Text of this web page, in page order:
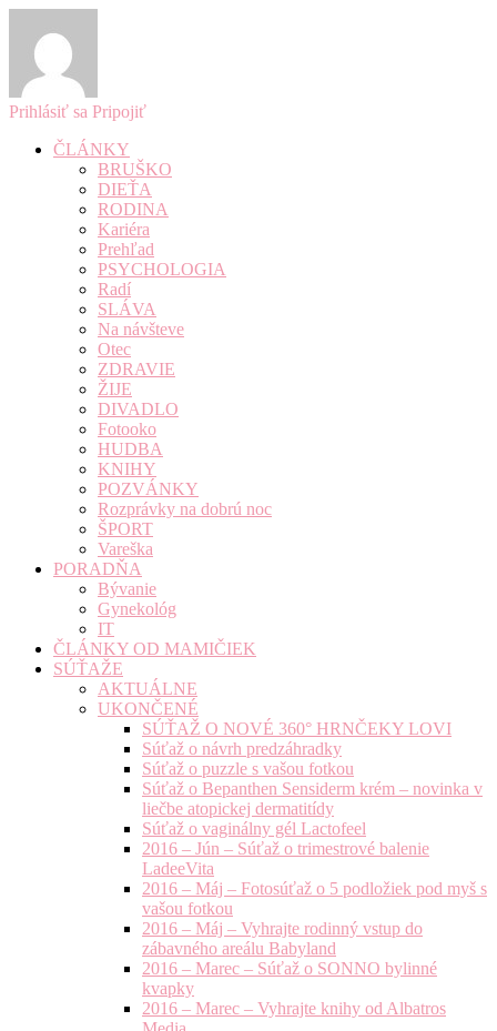
Prihlásiť sa Pripojiť
ČLÁNKY
BRUŠKO
DIEŤA
RODINA
Kariéra
Prehľad
PSYCHOLOGIA
Radí
SLÁVA
Na návšteve
Otec
ZDRAVIE
ŽIJE
DIVADLO
Fotooko
HUDBA
KNIHY
POZVÁNKY
Rozprávky na dobrú noc
ŠPORT
Vareška
PORADŇA
Bývanie
Gynekológ
IT
ČLÁNKY OD MAMIČIEK
SÚŤAŽE
AKTUÁLNE
UKONČENÉ
SÚŤAŽ O NOVÉ 360° HRNČEKY LOVI
Súťaž o návrh predzáhradky
Súťaž o puzzle s vašou fotkou
Súťaž o Bepanthen Sensiderm krém – novinka v
liečbe atopickej dermatitídy
Súťaž o vaginálny gél Lactofeel
2016 – Jún – Súťaž o trimestrové balenie
LadeeVita
2016 – Máj – Fotosúťaž o 5 podložiek pod myš s
vašou fotkou
2016 – Máj – Vyhrajte rodinný vstup do
zábavného areálu Babyland
2016 – Marec – Súťaž o SONNO bylinné
kvapky
2016 – Marec – Vyhrajte knihy od Albatros